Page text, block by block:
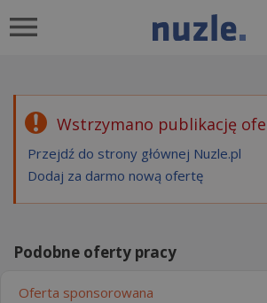
Wstrzymano publikację
Przejdź do strony głównej Nuzle.pl
Dodaj za darmo nową ofertę
Podobne oferty pracy
Oferta sponsorowana